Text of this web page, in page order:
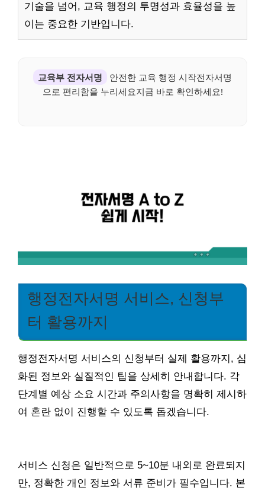
기술을 넘어, 교육 행정의 투명성과 효율성을 높
이는 중요한 기반입니다.
교육부 전자서명
안전한 교육 행정 시작전자서명
으로 편리함을 누리세요지금 바로 확인하세요!
행정전자서명 서비스, 신청부
터 활용까지
행정전자서명 서비스의 신청부터 실제 활용까지, 심
화된 정보와 실질적인 팁을 상세히 안내합니다. 각
단계별 예상 소요 시간과 주의사항을 명확히 제시하
여 혼란 없이 진행할 수 있도록 돕겠습니다.
서비스 신청은 일반적으로 5~10분 내외로 완료되지
만, 정확한 개인 정보와 서류 준비가 필수입니다. 본